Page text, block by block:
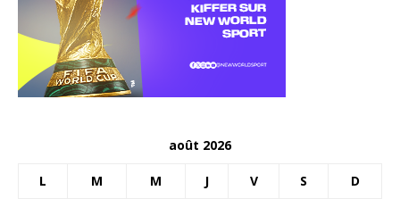
août 2026
L M M J V S D